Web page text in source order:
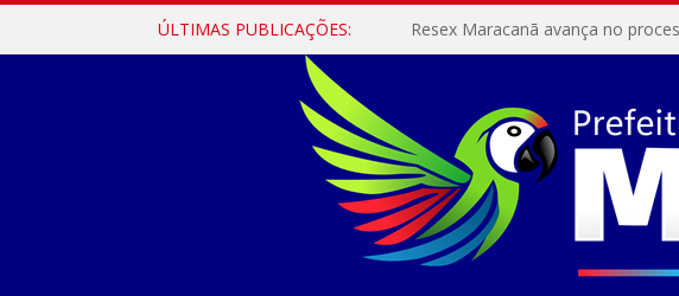
ÚLTIMAS PUBLICAÇÕES: